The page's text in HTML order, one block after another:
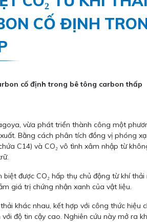
CỐ ĐỊNH
cố định trong bê tông carbon thấp
vừa phát triển thành công một
Bằng cách phân tích đồng vị phóng
C14) và CO₂ vô tình xâm nhập từ
được CO₂ hấp thụ chủ động từ khí
giá trị chứng nhận xanh của vật liệu.
khác nhau, kết hợp với công thức hiệu
độ tin cậy cao. Nghiên cứu này mở ra